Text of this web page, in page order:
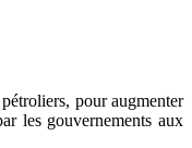
pour augmenter
les gouvernements aux